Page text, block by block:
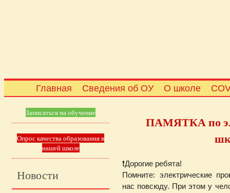
Главная Сведения об ОУ О школе
ПАМЯТКА по
❗Дорогие ребята!
Помните: электрические
нас повсюду. При этом у
Записаться на обучение
Опрос качества образования в
нашей школе
Новости